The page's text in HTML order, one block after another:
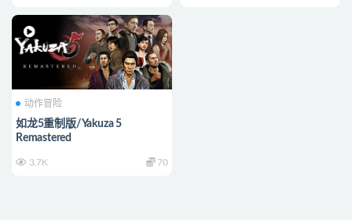
动作冒险
如龙5重制版/Yakuza 5
Remastered
3.7K 70